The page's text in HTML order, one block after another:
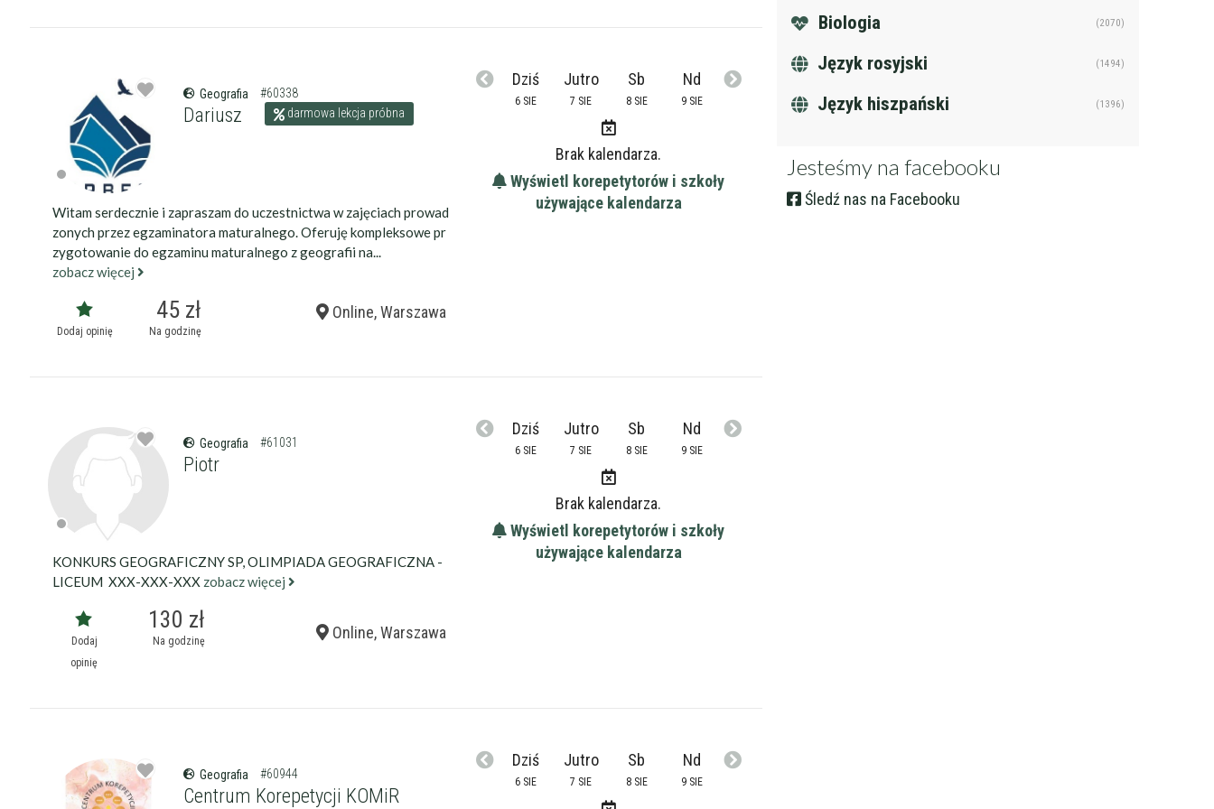
Anuluj Filtruj
Geografia #60338
Dariusz darmowa lekcja próbna
Witam serdecznie i zapraszam do uczestnictwa w zajęciach prowad
zonych przez egzaminatora maturalnego. Oferuję kompleksowe pr
zygotowanie do egzaminu maturalnego z geografii na...
zobacz więcej
Dodaj opinię
45 zł
Na godzinę
Online, Warszawa
Dziś
6 SIE
Jutro
7 SIE
Sb
8 SIE
Nd
9 SIE
Brak kalendarza.
Wyświetl korepetytorów i szkoły
używające kalendarza
Geografia #61031
Piotr
KONKURS GEOGRAFICZNY SP, OLIMPIADA GEOGRAFICZNA -
LICEUM XXX-XXX-XXX zobacz więcej
Dodaj
opinię
130 zł
Na godzinę Online, Warszawa
Dziś
6 SIE
Jutro
7 SIE
Sb
8 SIE
Nd
9 SIE
Brak kalendarza.
Wyświetl korepetytorów i szkoły
używające kalendarza
Geografia #60944
Centrum Korepetycji KOMiR
Dziś
6 SIE
Jutro
7 SIE
Sb
8 SIE
Nd
9 SIE
Biologia (2070)
Język rosyjski (1494)
Język hiszpański (1396)
Jesteśmy na facebooku
Śledź nas na Facebooku